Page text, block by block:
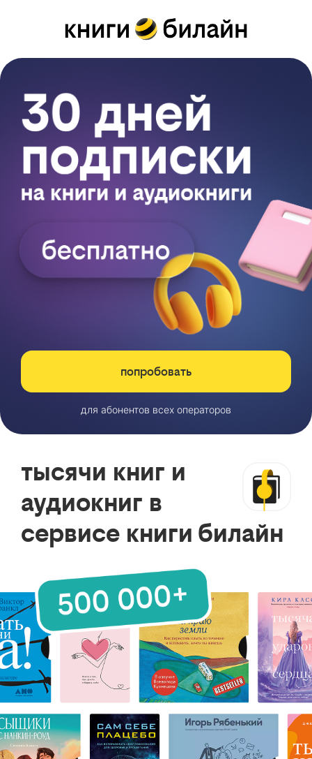
попробовать
для абонентов всех операторов
тысячи книг и
аудиокниг в
сервисе книги билайн